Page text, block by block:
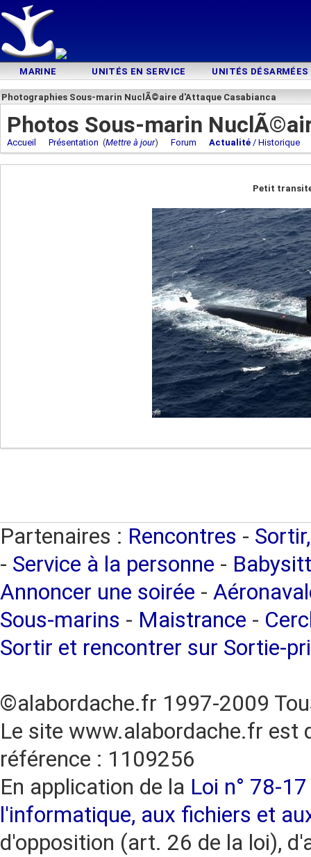
MARINE UNITÉS EN SERVICE UNITÉS DÉSARMÉES
Photographies Sous-marin NuclÃ©aire d'Attaque Casabianca
Photos Sous-marin
Accueil Présentation (Mettre à jour) Forum Actualité / Historique
Petit
Partenaires : Rencontres -
- Service à la personne -
Annoncer une soirée -
Sous-marins - Maistrance -
Sortir et rencontrer sur Sortie-
©alabordache.fr 1997-2009
Le site www.alabordache.fr est
référence : 1109256
En application de la Loi n° 78-
l'informatique, aux fichiers et
d'opposition (art. 26 de la loi),